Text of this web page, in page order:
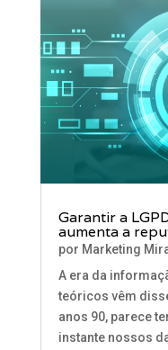
Garantir a
aumenta a
por Marketing
A era da
teóricos vêm
anos 90, parece
instante nossos